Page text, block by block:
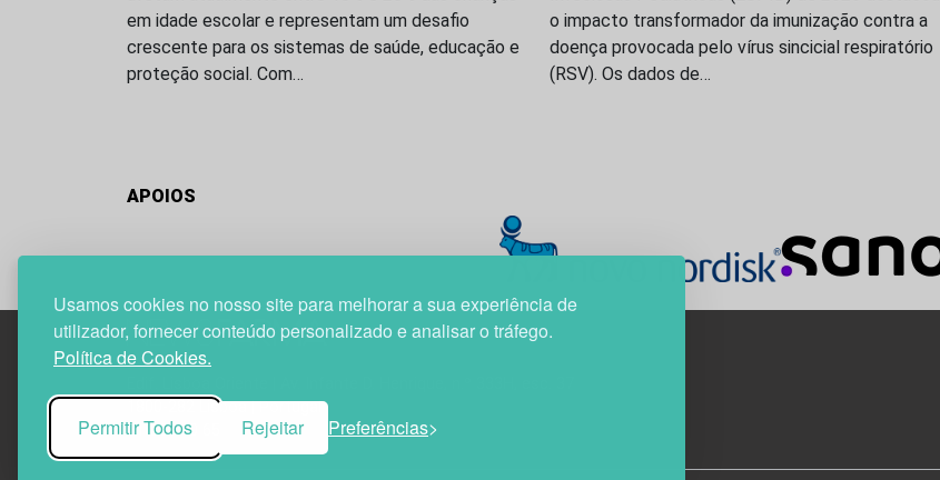
Usamos cookies no nosso site para melhorar a sua experiência de
utilizador, fornecer conteúdo personalizado e analisar o tráfego.
Política de Cookies.
Permitir Todos Rejeitar Preferências
em idade escolar e representam um desafio
crescente para os sistemas de saúde, educação e
proteção social. Com…
o impacto transformador da imunização contra a
doença provocada pelo vírus sincicial respiratório
(RSV). Os dados de…
APOIOS
1800-282 Lisboa | Portugal
21 850 40 65